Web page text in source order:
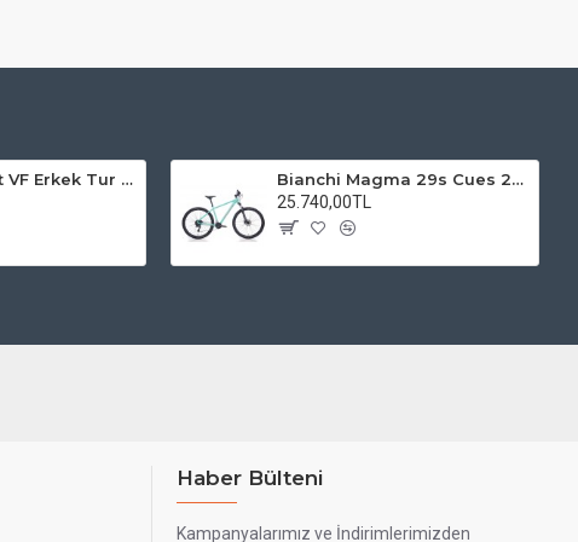
Kadro 28 Jant VF Erkek Tur Şehir Bisiklet Uyumlu
Bianchi Magma 29s Cues 2x9s Dağ Bisikleti
25.740,00TL
Haber Bülteni
Kampanyalarımız ve İndirimlerimizden